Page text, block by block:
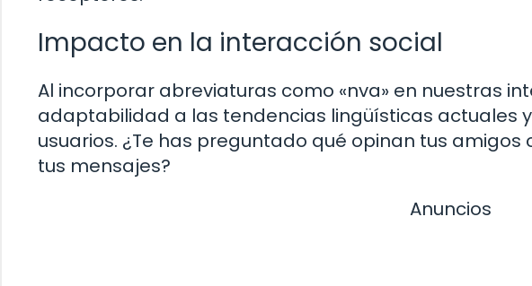
Impacto en la interacción social
Al incorporar abreviaturas como «nva» en nuestras
adaptabilidad a las tendencias lingüísticas actuales
usuarios. ¿Te has preguntado qué opinan tus
tus mensajes?
Anuncios